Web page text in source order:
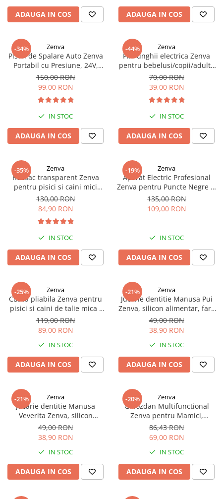
ADAUGA IN COS ADAUGA IN COS
-34% Zenva
Pistol de Spalare Auto Zenva
Portabil cu Presiune, 24V,
baterie, 35 Bar, Jet de Apa si
Spuma, Cu Valiza
150,00 RON
99,00 RON
IN STOC
ADAUGA IN COS
-44% Zenva
Pila unghii electrica Zenva
pentru bebelusi/copii/adulti,
6 capete de schimb, roz
70,00 RON
39,00 RON
IN STOC
ADAUGA IN COS
-35% Zenva
Rucsac transparent Zenva
pentru pisici si caini mici
24x32x41 cm - ventilatie,
confort si siguranta, Roz
130,00 RON
84,90 RON
IN STOC
ADAUGA IN COS
-19% Zenva
Aparat Electric Profesional
Zenva pentru Puncte Negre și
Acnee - 4 Capete + 4 Ace
Extractoare
135,00 RON
109,00 RON
IN STOC
ADAUGA IN COS
-25% Zenva
Cusca pliabila Zenva pentru
pisici si caini de talie mica -
portabila, aerisita si usor de
transportat, Roz
119,00 RON
89,00 RON
IN STOC
ADAUGA IN COS
-21% Zenva
Jucarie dentitie Manusa Pui
Zenva, silicon alimentar, fara
BPA, 3-12 luni, Albastru
49,00 RON
38,90 RON
IN STOC
ADAUGA IN COS
-21% Zenva
Jucarie dentitie Manusa
Veverita Zenva, silicon
alimentar, fara BPA, 3-12 luni,
Roz
49,00 RON
38,90 RON
IN STOC
ADAUGA IN COS
-20% Zenva
Ghiozdan Multifunctional
Zenva pentru Mamici,
Bebelusi si Copii, Patut
Extensibil, Impermeabil,
86,43 RON
69,00 RON
IN STOC
ADAUGA IN COS